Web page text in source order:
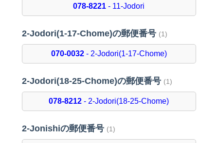
078-8221 - 11-Jodori
2-Jodori(1-17-Chome)の郵便番号 (1)
070-0032- 2-Jodori(1-17-Chome)
2-Jodori(18-25-Chome)の郵便番号 (1)
078-8212 - 2-Jodori(18-25-Chome)
2-Jonishiの郵便番号 (1)